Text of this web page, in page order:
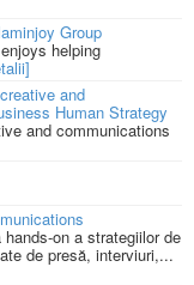
Group
helping
and
Human Strategy
and communications
on a strategiilor de
de presă, interviuri,...